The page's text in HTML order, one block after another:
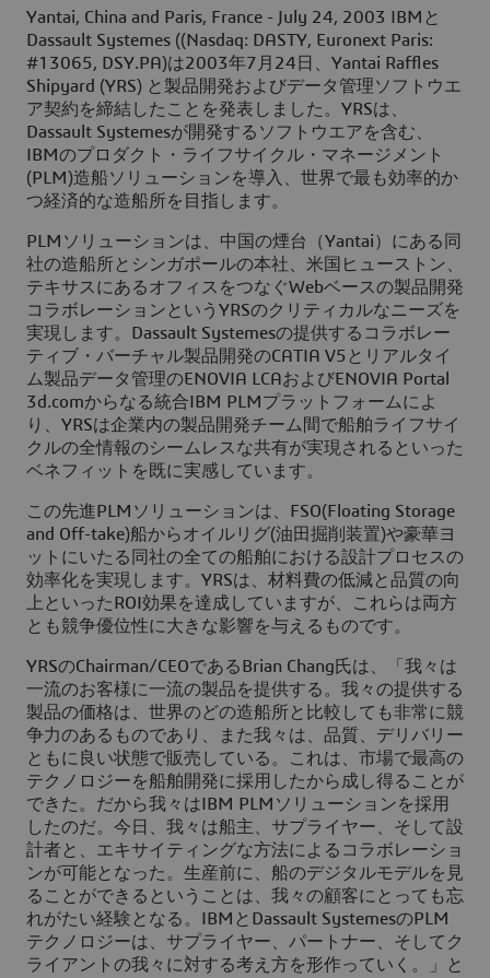
Yantai, China and Paris, France - July 24, 2003
IBMと
Dassault Systemes ((Nasdaq: DASTY, Euronext Paris:
#13065, DSY.PA)は2003年7月24日、Yantai Raffles
Shipyard (YRS) と製品開発およびデータ管理ソフトウエ
ア契約を締結したことを発表しました。YRSは、
Dassault Systemesが開発するソフトウエアを含む、
IBMのプロダクト・ライフサイクル・マネージメント
(PLM)造船ソリューションを導入、世界で最も効率的か
つ経済的な造船所を目指します。
PLMソリューションは、中国の煙台（Yantai）にある同
社の造船所とシンガポールの本社、米国ヒューストン、
テキサスにあるオフィスをつなぐWebベースの製品開発
コラボレーションというYRSのクリティカルなニーズを
実現します。Dassault Systemesの提供するコラボレー
ティブ・バーチャル製品開発のCATIA V5とリアルタイ
ム製品データ管理のENOVIA LCAおよびENOVIA Portal
3d.comからなる統合IBM PLMプラットフォームによ
り、YRSは企業内の製品開発チーム間で船舶ライフサイ
クルの全情報のシームレスな共有が実現されるといった
ベネフィットを既に実感しています。
この先進PLMソリューションは、FSO(Floating Storage
and Off-take)船からオイルリグ(油田掘削装置)や豪華ヨ
ットにいたる同社の全ての船舶における設計プロセスの
効率化を実現します。YRSは、材料費の低減と品質の向
上といったROI効果を達成していますが、これらは両方
とも競争優位性に大きな影響を与えるものです。
YRSのChairman/CEOであるBrian Chang氏は、「我々は
一流のお客様に一流の製品を提供する。我々の提供する
製品の価格は、世界のどの造船所と比較しても非常に競
争力のあるものであり、また我々は、品質、デリバリー
ともに良い状態で販売している。これは、市場で最高の
テクノロジーを船舶開発に採用したから成し得ることが
できた。だから我々はIBM PLMソリューションを採用
したのだ。今日、我々は船主、サプライヤー、そして設
計者と、エキサイティングな方法によるコラボレーショ
ンが可能となった。生産前に、船のデジタルモデルを見
ることができるということは、我々の顧客にとっても忘
れがたい経験となる。IBMとDassault SystemesのPLM
テクノロジーは、サプライヤー、パートナー、そしてク
ライアントの我々に対する考え方を形作っていく。」と